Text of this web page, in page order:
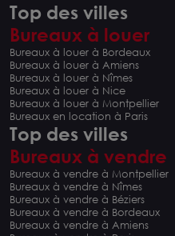
Top des villes
Bureaux à louer
Bureaux à louer à Bordeaux
Bureaux à louer à Amiens
Bureaux à louer à Nîmes
Bureaux à louer à Nice
Bureaux à louer à Montpellier
Bureaux en location à Paris
Top des villes
Bureaux à vendre
Bureaux à vendre à Montpellier
Bureaux à vendre à Nîmes
Bureaux à vendre à Béziers
Bureaux à vendre à Bordeaux
Bureaux à vendre à Amiens